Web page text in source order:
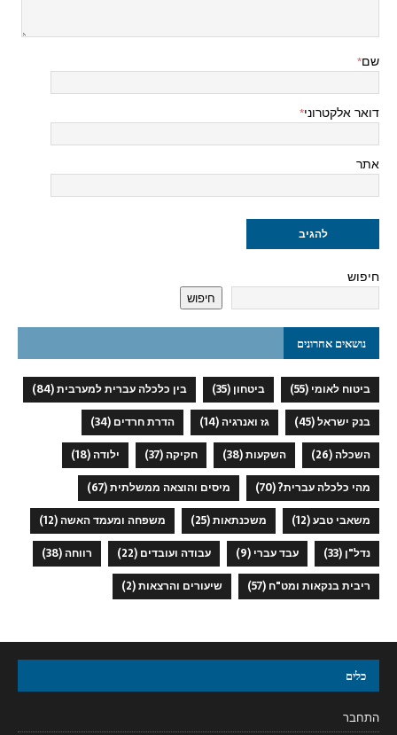
שם*
דואר אלקטרוני*
אתר
חיפוש
חיפוש
נושאים אחרונים
ביטוח לאומי (55) ביטחון (35) בין כלכלה עברית למערבית(84)
בנק ישראל(45) גז ואנרגיה(14) הדרת חרדים (34)
השכלה(26) השקעות(38) חקיקה(37) ילודה(18)
מהי כלכלה עברית?(70) מיסים והוצאה ממשלתית(67)
משאבי טבע(12) משכנתאות(25) משפחה ומעמד האשה(12)
נדל"ן (33) עבד עברי (9) עבודה ועובדים (22) רווחה(38)
ריבית בנקאות ומט"ח (57) שיעורים והרצאות(2)
כלים
התחבר